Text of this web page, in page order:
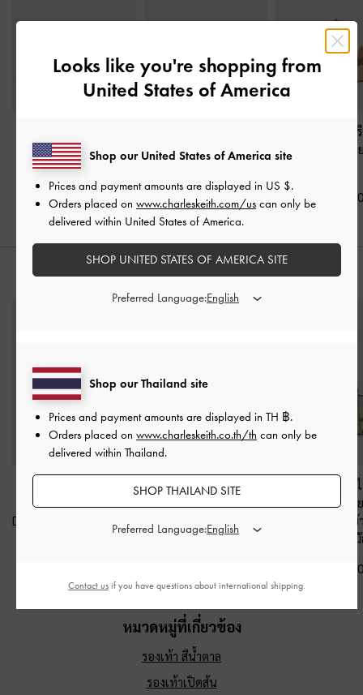
ไขว้พร้อมห่วงคล้องนิ้ว
เท้า-สีคอนยัค
฿1,790.00
เท้ารุ่น Yara
สีคอนยัค
฿1,990.00
รองเท้าส้นเตา
พราดิลล์ดีเทลล
฿2,790.00
สไตล์ลุคด้วย
และสายคาดด้านข้างรุ่น
Delfina
สีดิสเทรสด์แทน
กระเป๋าโท้ทขนาดมินิ
สีดัสเต็ดโอ๊ต
กระเป๋าสะพาย
แคนวาสดีเทลส
สายคาดด้านข้
สี
฿3,590.00
หมวดหมู่ที่เกี่ยวข้อง
รองเท้า สีน้ำตาล
รองเท้าเปิดส้น
Looks like you're shopping from
United States of America
Shop our Thailand site
Prices and payment amounts are displayed in TH ฿.
Orders placed on www.charleskeith.co.th/th can only be
delivered within Thailand.
SHOP THAILAND SITE
Preferred Language:
Shop our United States of America site
Prices and payment amounts are displayed in US $.
Orders placed on www.charleskeith.com/us can only be
delivered within United States of America.
SHOP UNITED STATES OF AMERICA SITE
Preferred Language:
Contact us if you have questions about international shipping.